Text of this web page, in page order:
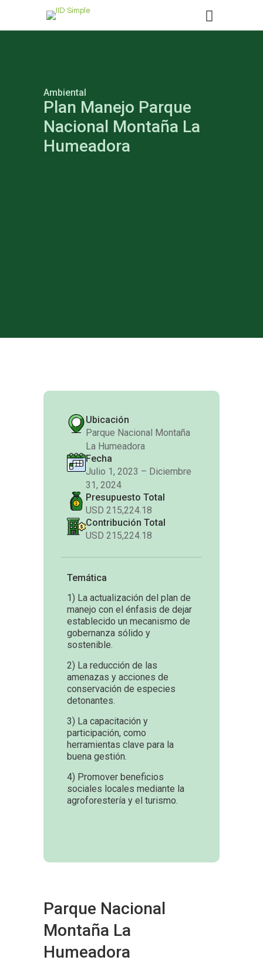
Ambiental
Plan Manejo Parque
Nacional Montaña La
Humeadora
Ubicación
Parque Nacional Montaña
La Humeadora
Fecha
Julio 1, 2023 – Diciembre
31, 2024
Presupuesto Total
USD 215,224.18
Contribución Total
USD 215,224.18
Temática
1) La actualización del plan de
manejo con el énfasis de dejar
establecido un mecanismo de
gobernanza sólido y
sostenible.
2) La reducción de las
amenazas y acciones de
conservación de especies
detonantes.
3) La capacitación y
participación, como
herramientas clave para la
buena gestión.
4) Promover beneficios
sociales locales mediante la
agroforestería y el turismo.
Parque Nacional
Montaña La
Humeadora